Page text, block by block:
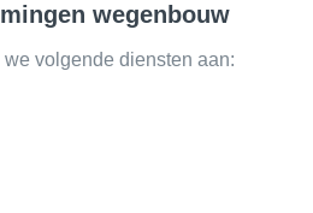
wegenbouw
we volgende diensten aan: